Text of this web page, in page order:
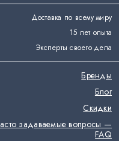
Доставка по всему миру
15 лет опыта
Эксперты своего дела
Бренды
Блог
Скидки
задаваемые вопросы —
FAQ